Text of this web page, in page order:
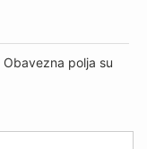
Obavezna polja su